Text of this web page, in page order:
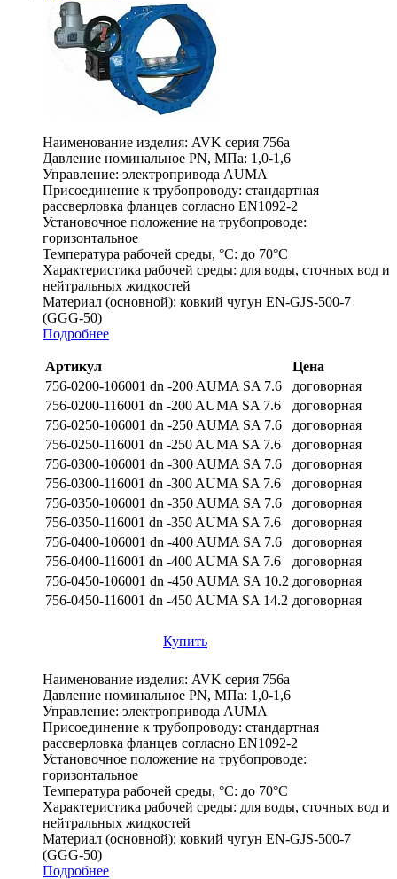
Наименование изделия: AVK серия 756a
Давление номинальное PN, МПа: 1,0-1,6
Управление: электропривода AUMA
Присоединение к трубопроводу: стандартная
рассверловка фланцев согласно EN1092-2
Установочное положение на трубопроводе:
горизонтальное
Температура рабочей среды, °С: до 70°C
Характеристика рабочей среды: для воды, сточных вод и
нейтральных жидкостей
Материал (основной): ковкий чугун EN-GJS-500-7
(GGG-50)
Подробнее
Артикул
Цена
756-0200-106001 dn -200 AUMA SA 7.6
договорная
756-0200-116001 dn -200 AUMA SA 7.6
договорная
756-0250-106001 dn -250 AUMA SA 7.6
договорная
756-0250-116001 dn -250 AUMA SA 7.6
договорная
756-0300-106001 dn -300 AUMA SA 7.6
договорная
756-0300-116001 dn -300 AUMA SA 7.6
договорная
756-0350-106001 dn -350 AUMA SA 7.6
договорная
756-0350-116001 dn -350 AUMA SA 7.6
договорная
756-0400-106001 dn -400 AUMA SA 7.6
договорная
756-0400-116001 dn -400 AUMA SA 7.6
договорная
756-0450-106001 dn -450 AUMA SA 10.2 договорная
756-0450-116001 dn -450 AUMA SA 14.2 договорная
Купить
Наименование изделия: AVK серия 756a
Давление номинальное PN, МПа: 1,0-1,6
Управление: электропривода AUMA
Присоединение к трубопроводу: стандартная
рассверловка фланцев согласно EN1092-2
Установочное положение на трубопроводе:
горизонтальное
Температура рабочей среды, °С: до 70°C
Характеристика рабочей среды: для воды, сточных вод и
нейтральных жидкостей
Материал (основной): ковкий чугун EN-GJS-500-7
(GGG-50)
Подробнее